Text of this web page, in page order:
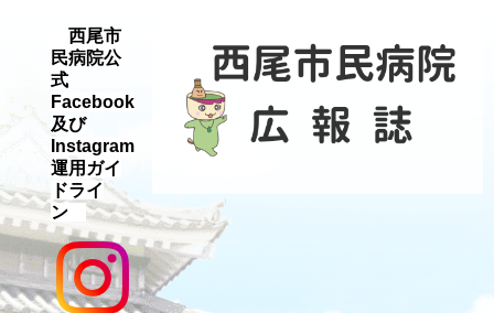
西尾市
民病院公
式
Facebook
及び
Instagram
運用ガイ
ドライ
ン